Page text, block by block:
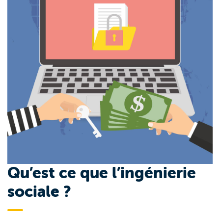
Qu’est ce que l’ingénierie
sociale ?